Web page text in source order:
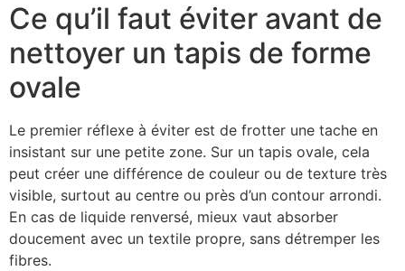
Ce qu’il faut éviter avant de
nettoyer un tapis de forme
ovale
Le premier réflexe à éviter est de frotter une tache en
insistant sur une petite zone. Sur un tapis ovale, cela
peut créer une différence de couleur ou de texture très
visible, surtout au centre ou près d’un contour arrondi.
En cas de liquide renversé, mieux vaut absorber
doucement avec un textile propre, sans détremper les
fibres.